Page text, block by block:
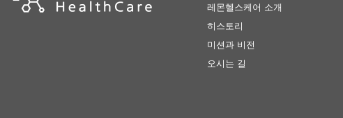
레몬헬스케어 소개
히스토리
미션과 비전
오시는 길